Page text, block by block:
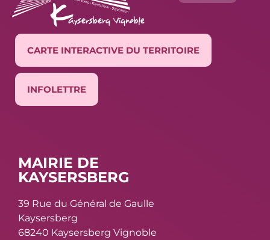
CARTE INTERACTIVE DU TERRITOIRE
INFOLETTRE
MAIRIE DE
KAYSERSBERG
39 Rue du Général de Gaulle
Kaysersberg
68240 Kaysersberg Vignoble